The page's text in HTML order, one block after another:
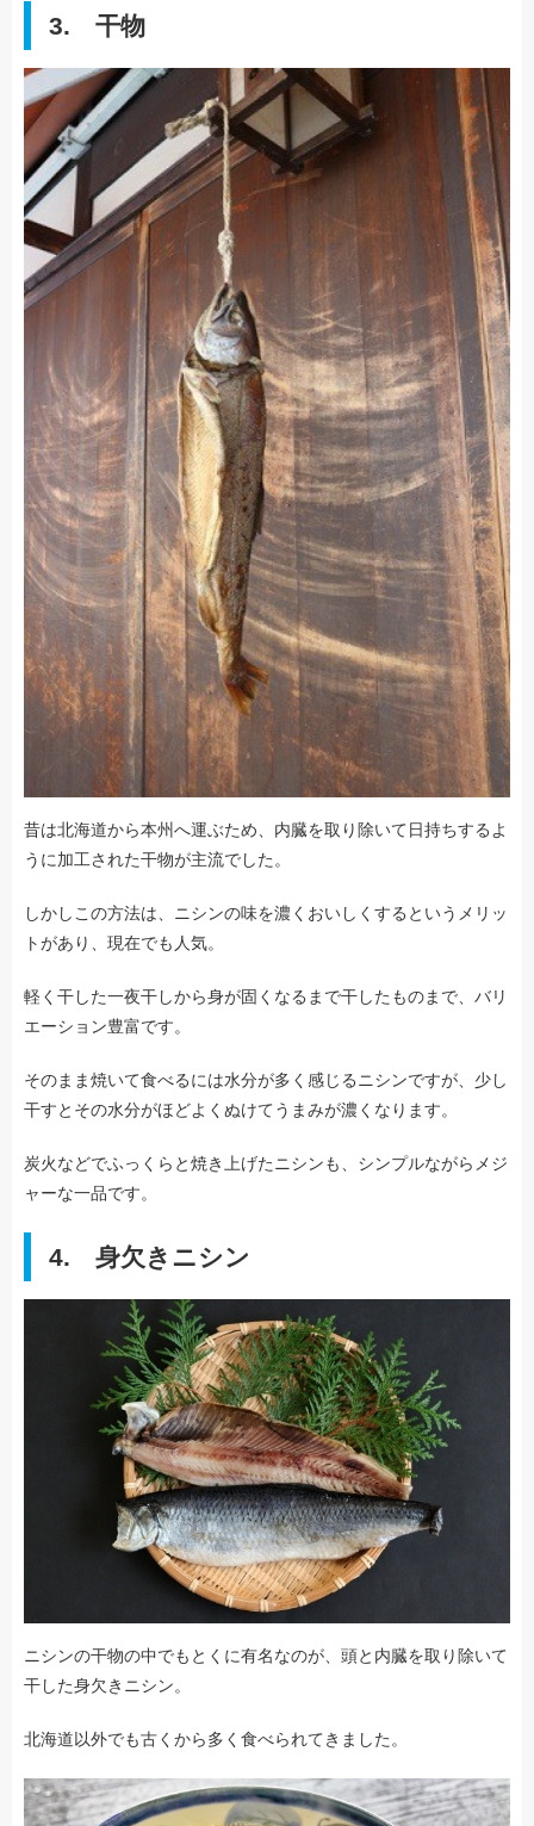
3. 干物
昔は北海道から本州へ運ぶため、内臓を取り除いて日持ちするよ
うに加工された干物が主流でした。
しかしこの方法は、ニシンの味を濃くおいしくするというメリッ
トがあり、現在でも人気。
軽く干した一夜干しから身が固くなるまで干したものまで、バリ
エーション豊富です。
そのまま焼いて食べるには水分が多く感じるニシンですが、少し
干すとその水分がほどよくぬけてうまみが濃くなります。
炭火などでふっくらと焼き上げたニシンも、シンプルながらメジ
ャーな一品です。
4. 身欠きニシン
ニシンの干物の中でもとくに有名なのが、頭と内臓を取り除いて
干した身欠きニシン。
北海道以外でも古くから多く食べられてきました。